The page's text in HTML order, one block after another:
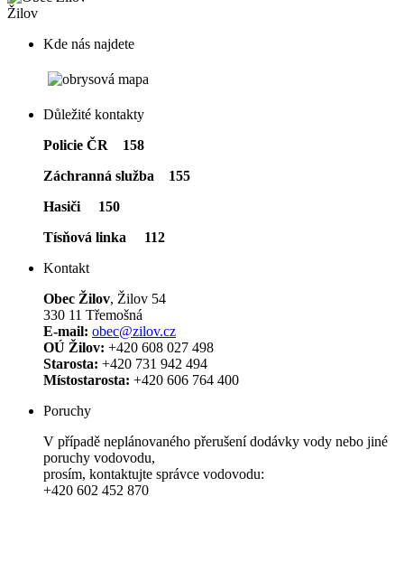
Žilov
Kde nás najdete
Důležité kontakty
Policie ČR 158
Záchranná služba 155
Hasiči 150
Tísňová linka 112
Kontakt
Obec Žilov, Žilov 54
330 11 Třemošná
E-mail: obec@zilov.cz
OÚ Žilov: +420 608 027 498
Starosta: +420 731 942 494
Místostarosta: +420 606 764 400
Poruchy
V případě neplánovaného přerušení dodávky vody nebo jiné
poruchy vodovodu,
prosím, kontaktujte správce vodovodu:
+420 602 452 870